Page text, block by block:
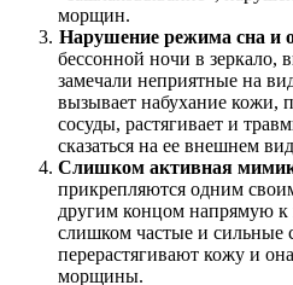
морщин.
Нарушение режима сна и
бессонной ночи в зеркало,
замечали неприятные на
вызывает набухание кожи,
сосуды, растягивает и
сказаться на ее внешнем
Слишком активная
прикрепляются одним
другим концом напрямую к
слишком частые и
перерастягивают кожу и
морщины.